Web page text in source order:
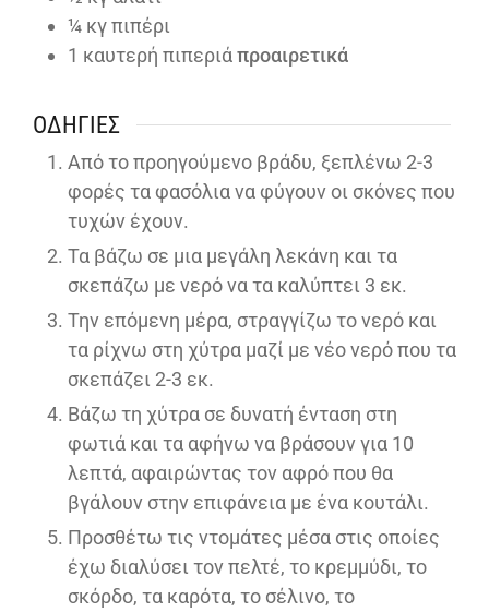
¼ κγ πιπέρι
1 καυτερή πιπεριάπροαιρετικά
ΟΔΗΓΊΕΣ
Από το προηγούμενο βράδυ, ξεπλένω 2-3
φορές τα φασόλια να φύγουν οι σκόνες που
τυχών έχουν.
Τα βάζω σε μια μεγάλη λεκάνη και τα
σκεπάζω με νερό να τα καλύπτει 3 εκ.
Την επόμενη μέρα, στραγγίζω το νερό και
τα ρίχνω στη χύτρα μαζί με νέο νερό που τα
σκεπάζει 2-3 εκ.
Βάζω τη χύτρα σε δυνατή ένταση στη
φωτιά και τα αφήνω να βράσουν για 10
λεπτά, αφαιρώντας τον αφρό που θα
βγάλουν στην επιφάνεια με ένα κουτάλι.
Προσθέτω τις ντομάτες μέσα στις οποίες
έχω διαλύσει τον πελτέ, το κρεμμύδι, το
σκόρδο, τα καρότα, το σέλινο, το